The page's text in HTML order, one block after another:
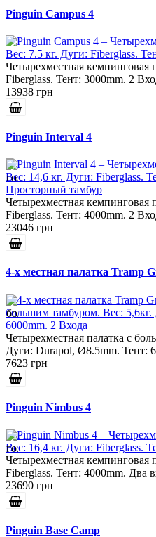
Pinguin Campus 4
Четырехместная кемпинговая
Fiberglass. Тент: 3000mm. 2
13938 грн
Pinguin Interval 4
Четырехместная кемпинговая
Fiberglass. Тент: 4000mm. 2
23046 грн
4-x местная палатка Tramp
Четырехместная палатка с
Дуги: Durapol, Ø8.5mm. Тент:
7623 грн
Pinguin Nimbus 4
Четырехместная кемпинговая
Fiberglass. Тент: 4000mm. Два
23690 грн
Pinguin Base Camp